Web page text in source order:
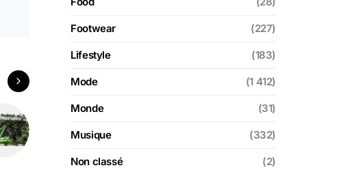
Footwear (227)
Lifestyle (183)
Mode (1 412)
Monde (31)
Musique (332)
Non classé (2)